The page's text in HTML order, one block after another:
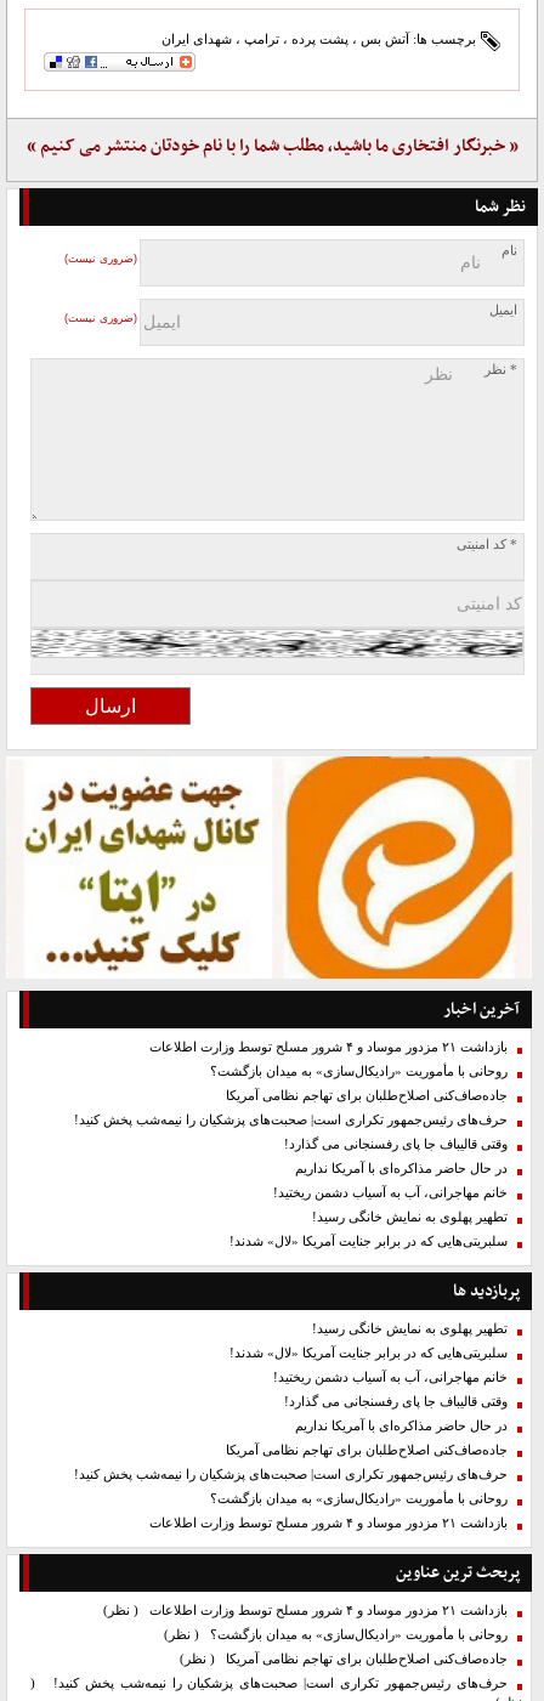
برچسب ها: آتش بس ، پشت پرده ، ترامپ ، شهدای ایران
« خبرنگار افتخاری ما باشید، مطلب شما را با نام خودتان منتشر می کنیم »
نظر شما
نام
(ضروری نیست)
ایمیل
(ضروری نیست)
* نظر
* کد امنیتی
آخرین اخبار
بازداشت ۲۱ مزدور موساد و ۴ شرور مسلح توسط وزارت اطلاعات
روحانی با مأموریت «رادیکال‌سازی» به میدان بازگشت؟
جاده‌صاف‌کنی اصلاح‌طلبان برای تهاجم نظامی آمریکا
حرف‌های رئیس‌جمهور تکراری است| صحبت‌های پزشکیان را نیمه‌شب پخش کنید!
وقتی قالیباف جا پای رفسنجانی می گذارد!
در حال حاضر مذاکره‌ای با آمریکا نداریم
خانم مهاجرانی، آب به آسیاب دشمن ریختید!
تطهیر پهلوی به نمایش خانگی رسید!
سلبریتی‌هایی که در برابر جنایت آمریکا «لال» شدند!
پربازدید ها
تطهیر پهلوی به نمایش خانگی رسید!
سلبریتی‌هایی که در برابر جنایت آمریکا «لال» شدند!
خانم مهاجرانی، آب به آسیاب دشمن ریختید!
وقتی قالیباف جا پای رفسنجانی می گذارد!
در حال حاضر مذاکره‌ای با آمریکا نداریم
جاده‌صاف‌کنی اصلاح‌طلبان برای تهاجم نظامی آمریکا
حرف‌های رئیس‌جمهور تکراری است| صحبت‌های پزشکیان را نیمه‌شب پخش کنید!
روحانی با مأموریت «رادیکال‌سازی» به میدان بازگشت؟
بازداشت ۲۱ مزدور موساد و ۴ شرور مسلح توسط وزارت اطلاعات
پربحث ترین عناوین
بازداشت ۲۱ مزدور موساد و ۴ شرور مسلح توسط وزارت اطلاعات
( نظر)
روحانی با مأموریت «رادیکال‌سازی» به میدان بازگشت؟ ( نظر)
جاده‌صاف‌کنی اصلاح‌طلبان برای تهاجم نظامی آمریکا
( نظر)
حرف‌های رئیس‌جمهور تکراری است| صحبت‌های پزشکیان را نیمه‌شب پخش کنید!
(